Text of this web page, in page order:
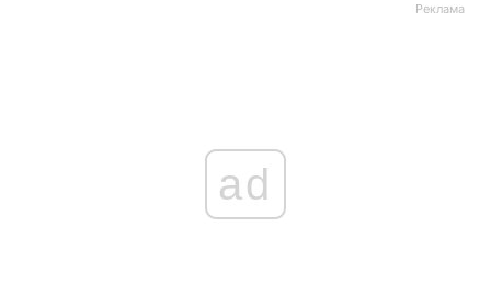
Реклама
ad